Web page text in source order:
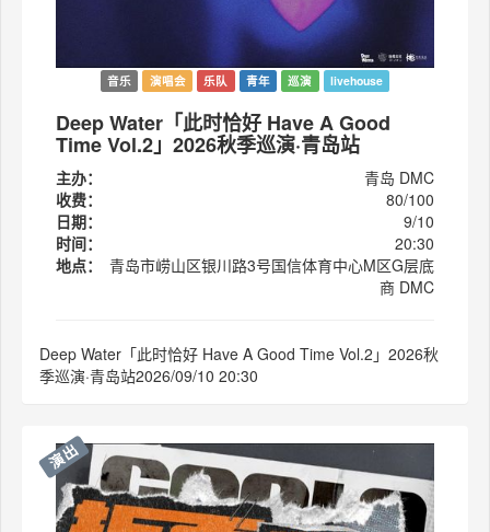
音乐 演唱会 乐队 青年 巡演 livehouse
Deep Water「此时恰好 Have A Good
Time Vol.2」2026秋季巡演·青岛站
主办：
青岛 DMC
收费：
80/100
日期：
9/10
时间：
20:30
地点：
青岛市崂山区银川路3号国信体育中心M区G层底
商 DMC
Deep Water「此时恰好 Have A Good Time Vol.2」2026秋
季巡演·青岛站2026/09/10 20:30
演出